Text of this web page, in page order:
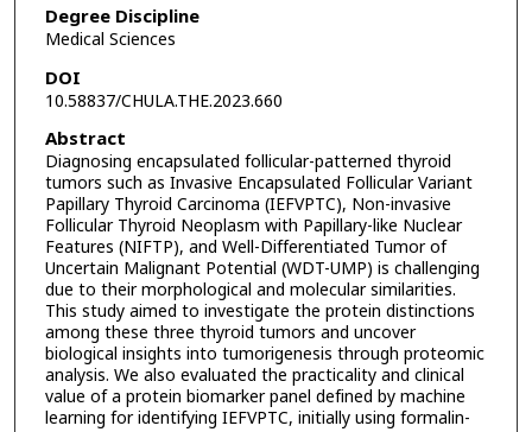
Degree Discipline
Medical Sciences
DOI
10.58837/CHULA.THE.2023.660
Abstract
Diagnosing encapsulated follicular-patterned thyroid
tumors such as Invasive Encapsulated Follicular Variant
Papillary Thyroid Carcinoma (IEFVPTC), Non-invasive
Follicular Thyroid Neoplasm with Papillary-like Nuclear
Features (NIFTP), and Well-Differentiated Tumor of
Uncertain Malignant Potential (WDT-UMP) is challenging
due to their morphological and molecular similarities.
This study aimed to investigate the protein distinctions
among these three thyroid tumors and uncover
biological insights into tumorigenesis through proteomic
analysis. We also evaluated the practicality and clinical
value of a protein biomarker panel defined by machine
learning for identifying IEFVPTC, initially using formalin-